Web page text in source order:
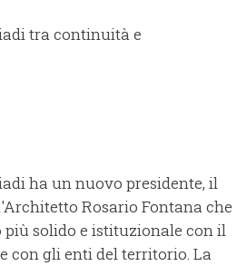
tra continuità e
ha un nuovo presidente, il
Rosario Fontana che
solido e istituzionale con il
con gli enti del territorio. La